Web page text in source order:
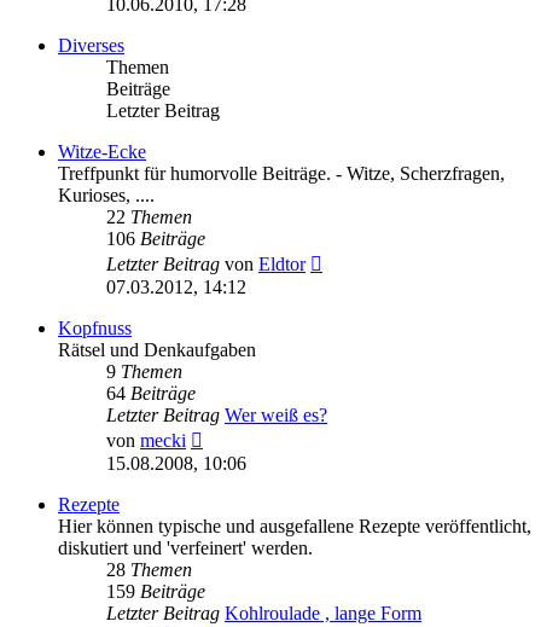
10.06.2010, 17:28
Diverses
Themen
Beiträge
Letzter Beitrag
Witze-Ecke
Treffpunkt für humorvolle Beiträge. - Witze, Scherzfragen,
Kurioses, ....
22 Themen
106 Beiträge
Letzter Beitrag von Eldtor
07.03.2012, 14:12
Kopfnuss
Rätsel und Denkaufgaben
9 Themen
64 Beiträge
Letzter Beitrag Wer weiß es?
von mecki
Beitrag
15.08.2008, 10:06
Rezepte
Hier können typische und ausgefallene Rezepte veröffentlicht,
diskutiert und 'verfeinert' werden.
28 Themen
159 Beiträge
Letzter Beitrag Kohlroulade , lange Form